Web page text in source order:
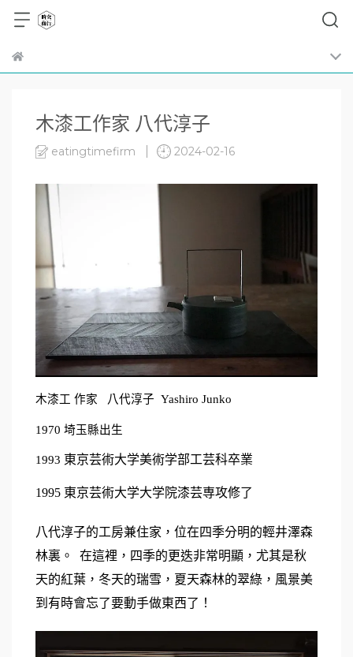
木漆工作家 八代淳子
eatingtimefirm 2024-02-16
木漆工 作家   八代淳子  Yashiro Junko
1970 埼玉縣出生
1993 東京芸術大学美術学部工芸科卒業
1995 東京芸術大学大学院漆芸専攻修了
八代淳子的工房兼住家，位在四季分明的輕井澤森
林裏。  在這裡，四季的更迭非常明顯，尤其是秋
天的紅葉，冬天的瑞雪，夏天森林的翠綠，風景美
到有時會忘了要動手做東西了！